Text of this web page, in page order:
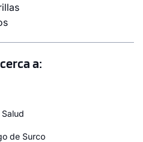
a:
de Surco